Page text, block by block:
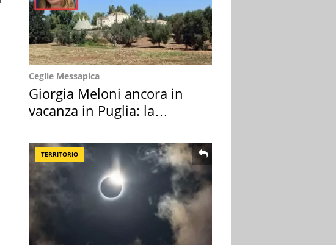
Ceglie Messapica
Giorgia Meloni ancora in
vacanza in Puglia: la
TERRITORIO